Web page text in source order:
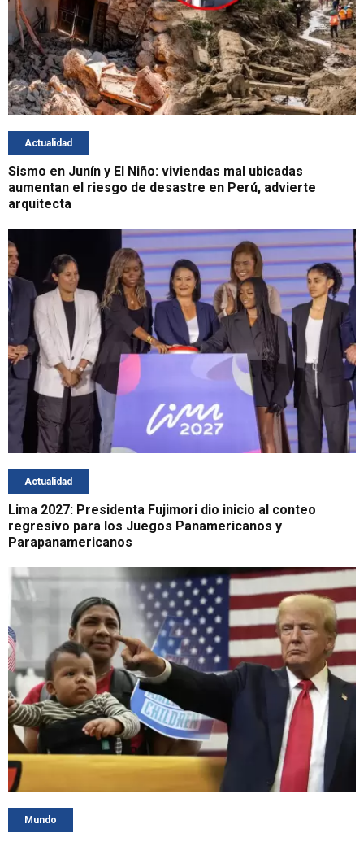
Actualidad
Sismo en Junín y El Niño: viviendas mal ubicadas
aumentan el riesgo de desastre en Perú, advierte
arquitecta
Actualidad
Lima 2027: Presidenta Fujimori dio inicio al conteo
regresivo para los Juegos Panamericanos y
Parapanamericanos
Mundo